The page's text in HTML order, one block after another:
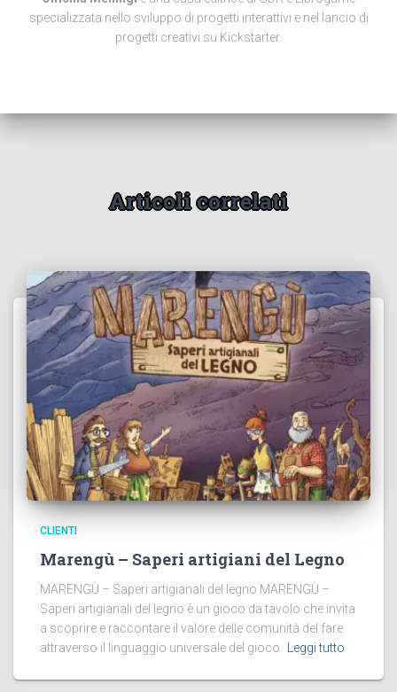
specializzata nello sviluppo di progetti interattivi e nel lancio di
progetti creativi su Kickstarter.
Articoli correlati
CLIENTI
Marengù – Saperi artigiani del Legno
MARENGÙ – Saperi artigianali del legno MARENGÙ –
Saperi artigianali del legno è un gioco da tavolo che invita
a scoprire e raccontare il valore delle comunità del fare
attraverso il linguaggio universale del gioco.
Leggi tutto